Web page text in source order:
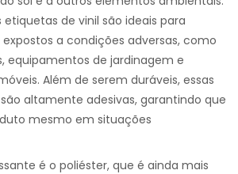
etiquetas de vinil são ideais para
a condições adversas, como
equipamentos de jardinagem e
Além de serem duráveis, essas
altamente adesivas, garantindo que
mesmo em situações
é o poliéster, que é ainda mais